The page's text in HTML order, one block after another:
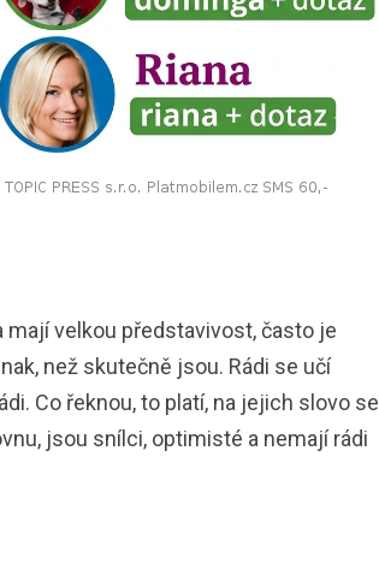
mají velkou představivost, často je
než skutečně jsou. Rádi se učí
Co řeknou, to platí, na jejich slovo se
jsou snílci, optimisté a nemají rádi